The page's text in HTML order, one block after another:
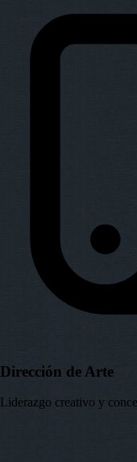
Dirección de Arte
Liderazgo creativo y